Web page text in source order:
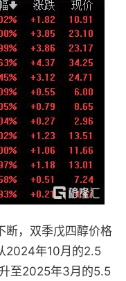
断，双季戊四醇价格
2024年10月的2.5
至2025年3月的5.5